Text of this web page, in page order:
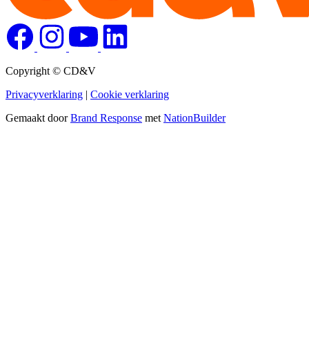
Copyright © CD&V
Privacyverklaring | Cookie verklaring
Gemaakt doorBrand Response met NationBuilder